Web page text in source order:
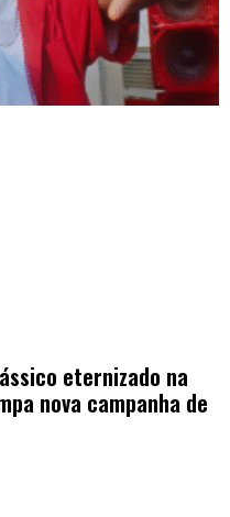
eternizado na
nova campanha de